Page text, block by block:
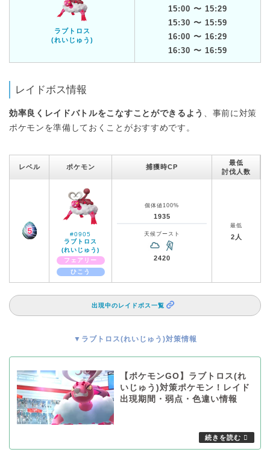
ラブトロス
(れいじゅう)
15:00 〜 15:29
15:30 〜 15:59
16:00 〜 16:29
16:30 〜 16:59
レイドボス情報
効率良くレイドバトルをこなすことができるよう
、事前に対策
ポケモンを準備しておくことがおすすめです。
レベル ポケモン 捕獲時CP
最低
討伐人数
#0905
ラブトロス
(れいじゅう)
フェアリー
ひこう
個体値100%
1935
天候ブースト
2420
最低
2人
出現中のレイドボス一覧
▼ラブトロス(れいじゅう)対策情報
【ポケモンGO】ラブトロス(れ
いじゅう)対策ポケモン！レイド
出現期間・弱点・色違い情報